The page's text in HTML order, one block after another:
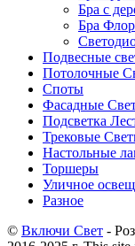
Бра с
Бра
Подвесные
Потолочные
Споты
Фасадные
Подсветка
Трековые
Настольные
Торшеры
Уличное
Разное
© Включи Свет -